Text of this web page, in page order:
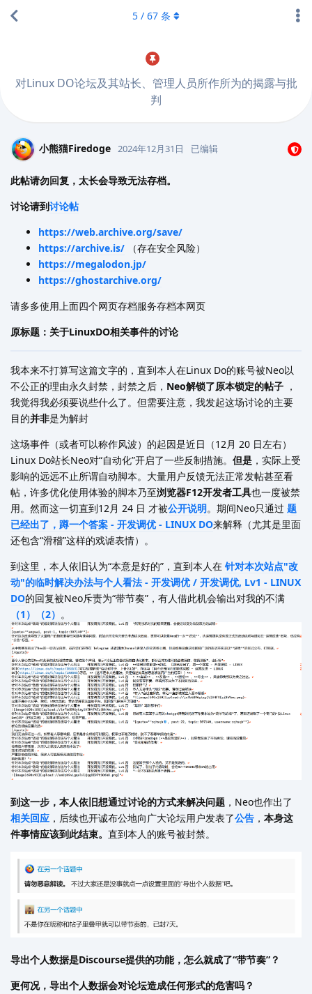
对Linux DO论坛及其站长、管理人员所作所为的揭露与批
判
5 / 67 条
小熊猫Firedoge 2024年12月31日 已编辑
此帖请勿回复，太长会导致无法存档。
讨论请到讨论帖
https://web.archive.org/save/
https://archive.is/ （存在安全风险）
https://megalodon.jp/
https://ghostarchive.org/
请多多使用上面四个网页存档服务存档本网页
原标题：关于LinuxDO相关事件的讨论
我本来不打算写这篇文字的，直到本人在Linux Do的账号被Neo以
不公正的理由永久封禁，封禁之后， Neo解锁了原本锁定的帖子 ，
我觉得我必须要说些什么了。但需要注意，我发起这场讨论的主要
目的并非是为解封
这场事件（或者可以称作风波）的起因是近日（12月 20 日左右）
Linux Do站长Neo对“自动化”开启了一些反制措施。 但是 ，实际上受
影响的远远不止所谓自动脚本。大量用户反馈无法正常发帖甚至看
帖，许多优化使用体验的脚本乃至浏览器F12开发者工具也一度被禁
用。然而这一切直到12月 24 日 才被公开说明。期间Neo只通过 题
已经出了，蹲一个答案 - 开发调优 - LINUX DO来解释（尤其是里面
还包含“滑稽”这样的戏谑表情）。
到这里，本人依旧认为“本意是好的”，直到本人在 针对本次站点"改
动"的临时解决办法与个人看法 - 开发调优 / 开发调优, Lv1 - LINUX
DO的回复被Neo斥责为“带节奏”，有人借此机会输出对我的不满
（1）
（2） 。
到这一步，本人依旧想通过讨论的方式来解决问题 ，Neo也作出了
相关回应 ，后续也开诚布公地向广大论坛用户发表了公告 ， 本身这
件事情应该到此结束。 直到本人的账号被封禁。
导出个人数据是Discourse提供的功能，怎么就成了“带节奏”？
更何况，导出个人数据会对论坛造成任何形式的危害吗？